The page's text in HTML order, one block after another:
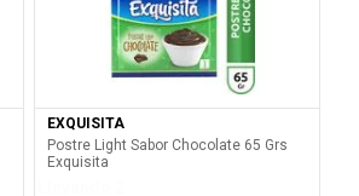
Ver Producto
EXQUISITA
Postre Light Sabor Chocolate 65 Grs
Exquisita